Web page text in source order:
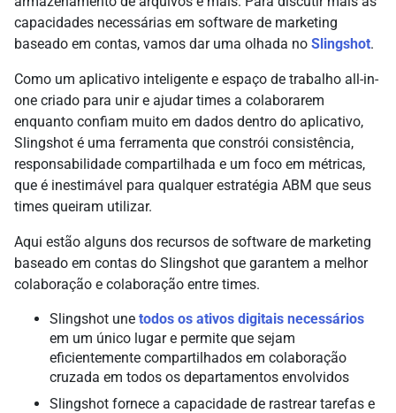
capacidades necessárias em software de marketing
baseado em contas, vamos dar uma olhada no Slingshot.
Como um aplicativo inteligente e espaço de trabalho all-in-
one criado para unir e ajudar times a colaborarem
enquanto confiam muito em dados dentro do aplicativo,
Slingshot é uma ferramenta que constrói consistência,
responsabilidade compartilhada e um foco em métricas,
que é inestimável para qualquer estratégia ABM que seus
times queiram utilizar.
Aqui estão alguns dos recursos de software de marketing
baseado em contas do Slingshot que garantem a melhor
colaboração e colaboração entre times.
Slingshot une todos os ativos digitais necessários
em um único lugar e permite que sejam
eficientemente compartilhados em colaboração
cruzada em todos os departamentos envolvidos
Slingshot fornece a capacidade de rastrear tarefas e